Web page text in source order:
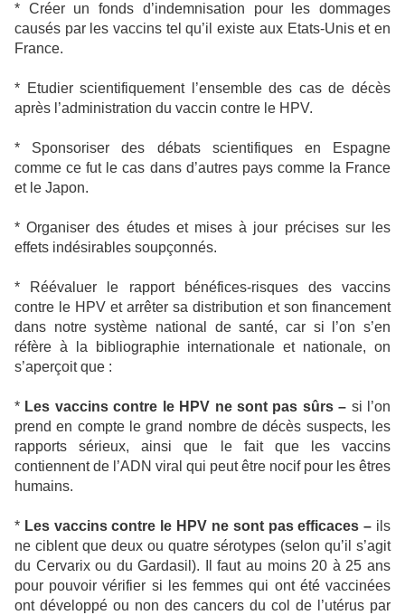
* Créer un fonds d’indemnisation pour les dommages
causés par les vaccins tel qu’il existe aux Etats-Unis et en
France.
* Etudier scientifiquement l’ensemble des cas de décès
après l’administration du vaccin contre le HPV.
* Sponsoriser des débats scientifiques en Espagne
comme ce fut le cas dans d’autres pays comme la France
et le Japon.
* Organiser des études et mises à jour précises sur les
effets indésirables soupçonnés.
* Réévaluer le rapport bénéfices-risques des vaccins
contre le HPV et arrêter sa distribution et son financement
dans notre système national de santé, car si l’on s’en
réfère à la bibliographie internationale et nationale, on
s’aperçoit que :
* Les vaccins contre le HPV ne sont pas sûrs – si l’on
prend en compte le grand nombre de décès suspects, les
rapports sérieux, ainsi que le fait que les vaccins
contiennent de l’ADN viral qui peut être nocif pour les êtres
humains.
* Les vaccins contre le HPV ne sont pas efficaces – ils
ne ciblent que deux ou quatre sérotypes (selon qu’il s’agit
du Cervarix ou du Gardasil). Il faut au moins 20 à 25 ans
pour pouvoir vérifier si les femmes qui ont été vaccinées
ont développé ou non des cancers du col de l’utérus par